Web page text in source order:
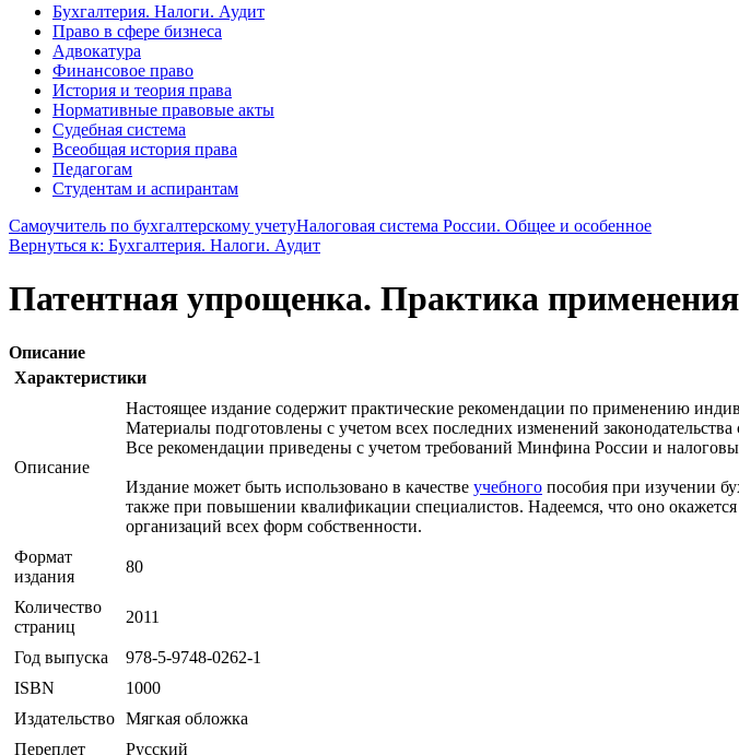
Бухгалтерия. Налоги. Аудит
Право в сфере бизнеса
Адвокатура
Финансовое право
История и теория права
Нормативные правовые акты
Судебная система
Всеобщая история права
Педагогам
Студентам и аспирантам
Самоучитель по бухгалтерскому учетуНалоговая система России. Общее и особенное
Вернуться к: Бухгалтерия. Налоги. Аудит
Патентная упрощенка. Практика применения
Описание
Характеристики
Описание
Настоящее издание содержит практические рекомендации по применению
Материалы подготовлены с учетом всех последних изменений
Все рекомендации приведены с учетом требований Минфина России и
Издание может быть использовано в качестве учебного пособия при изучении
также при повышении квалификации специалистов. Надеемся, что оно
организаций всех форм собственности.
Формат
издания
80
Количество
страниц
2011
Год выпуска
978-5-9748-0262-1
ISBN
1000
Издательство Мягкая обложка
Переплет
Русский